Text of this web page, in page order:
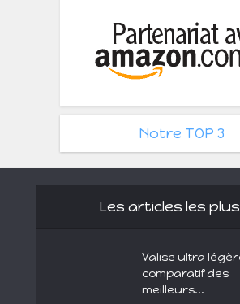
Notre TOP 3
Les articles les
Valise ultra
comparatif des
meilleurs...